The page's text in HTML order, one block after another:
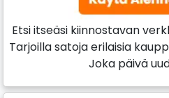
Etsi itseäsi kiinnostavan
Tarjoilla satoja erilaisia
Joka päivä